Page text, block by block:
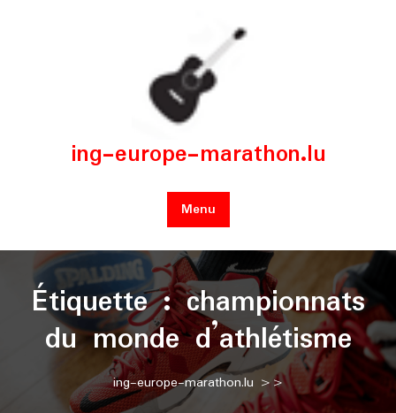
ing-europe-marathon.lu
Menu
Étiquette :championnats
du monde d’athlétisme
ing-europe-marathon.lu >>